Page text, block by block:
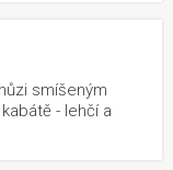
smíšeným
- lehčí a